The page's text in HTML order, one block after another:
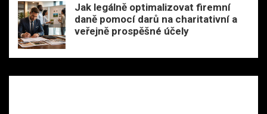
Jak legálně optimalizovat firemní
daně pomocí darů na charitativní a
veřejně prospěšné účely